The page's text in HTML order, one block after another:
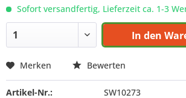
Sofort versandfertig, Lieferzeit ca. 1-3
In den
Merken Bewerten
Artikel-Nr.: SW10273